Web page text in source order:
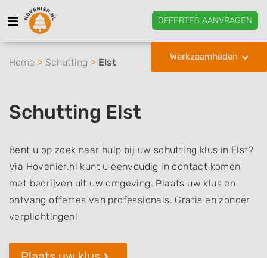
OFFERTES AANVRAGEN
Werkzaamheden
Home Schutting Elst
Schutting Elst
Bent u op zoek naar hulp bij uw schutting klus in Elst?
Via Hovenier.nl kunt u eenvoudig in contact komen
met bedrijven uit uw omgeving. Plaats uw klus en
ontvang offertes van professionals. Gratis en zonder
verplichtingen!